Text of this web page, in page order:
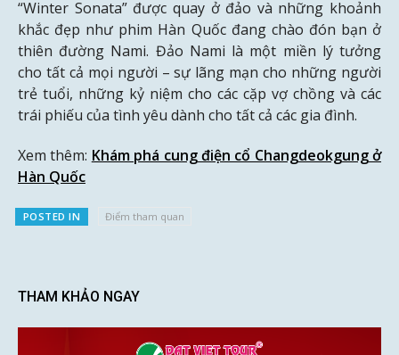
“Winter Sonata” được quay ở đảo và những khoảnh
khắc đẹp như phim Hàn Quốc đang chào đón bạn ở
thiên đường Nami. Đảo Nami là một miền lý tưởng
cho tất cả mọi người – sự lãng mạn cho những người
trẻ tuổi, những kỷ niệm cho các cặp vợ chồng và các
trái phiếu của tình yêu dành cho tất cả các gia đình.
Xem thêm: Khám phá cung điện cổ Changdeokgung ở
Hàn Quốc
POSTED IN Điểm tham quan
THAM KHẢO NGAY